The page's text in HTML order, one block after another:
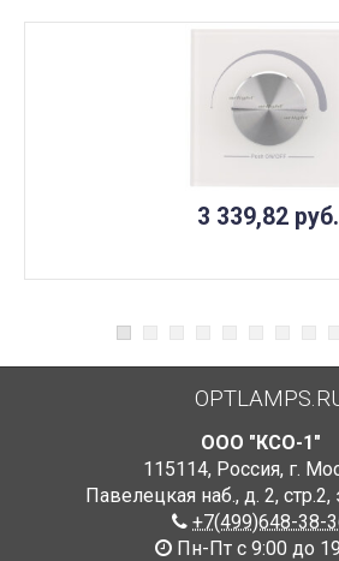
3 339,82 руб.
ООО "КСО-1"
115114, Россия, г.
Павелецкая наб., д. 2, стр.2,
+7(499)648-38-
Пн-Пт с 9:00 до